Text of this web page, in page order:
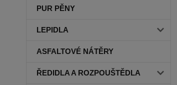
PUR PĚNY
LEPIDLA
ASFALTOVÉ NÁTĚRY
ŘEDIDLA A ROZPOUŠTĚDLA